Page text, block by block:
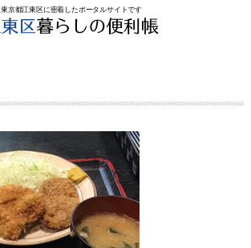
東京都江東区に密着したポータルサイトです